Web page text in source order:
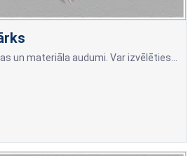
Pieejami dažādas krāsas un materiāla audumi. Var izvēlēties dažādus drapējuma rakstus. Cena atkarīga no auduma materiāla un drapējuma veida.